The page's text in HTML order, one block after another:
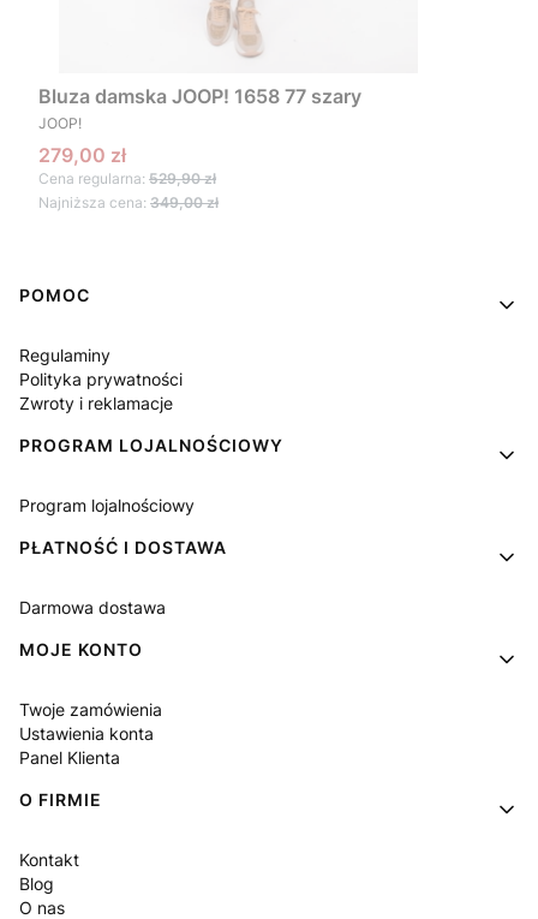
Bluza damska JOOP! 1658 77 szary
PRODUCENT
JOOP!
Cena promocyjna
279,00 zł
Cena regularna: 529,90 zł
Najniższa cena: 349,00 zł
Linki w stopce
POMOC
Regulaminy
Polityka prywatności
Zwroty i reklamacje
PROGRAM LOJALNOŚCIOWY
Program lojalnościowy
PŁATNOŚĆ I DOSTAWA
Darmowa dostawa
MOJE KONTO
Twoje zamówienia
Ustawienia konta
Panel Klienta
O FIRMIE
Kontakt
Blog
O nas